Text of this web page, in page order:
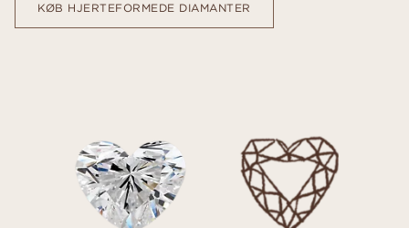
KØB HJERTEFORMEDE DIAMANTER